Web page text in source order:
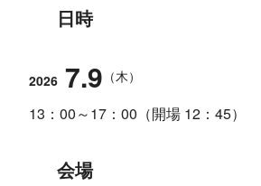
日時
2026 7.9 （木）
13：00～17：00（開場 12：45）
会場